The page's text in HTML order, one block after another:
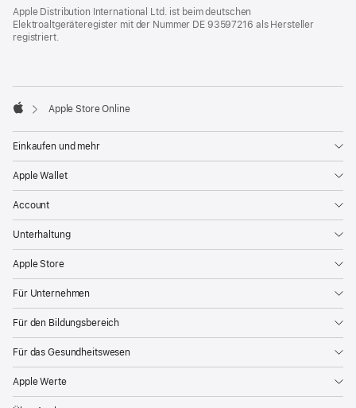
Apple Distribution International Ltd. ist beim deutschen
Elektroaltgeräteregister mit der Nummer DE 93597216 als Hersteller
registriert.
Apple Store Online
Einkaufen und mehr
Apple Wallet
Account
Unterhaltung
Apple Store
Für Unternehmen
Für den Bildungsbereich
Für das Gesundheitswesen
Apple Werte